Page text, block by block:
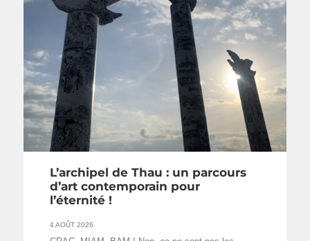
L’archipel de Thau : un parcours
d’art contemporain pour
l’éternité !
4 AOÛT 2026